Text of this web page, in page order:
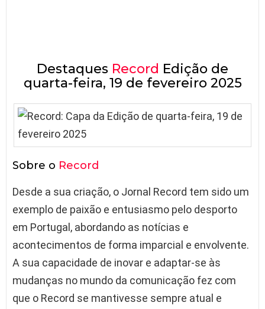
Destaques Record Edição de
quarta-feira, 19 de fevereiro 2025
Sobre o Record
Desde a sua criação, o Jornal Record tem sido um
exemplo de paixão e entusiasmo pelo desporto
em Portugal, abordando as notícias e
acontecimentos de forma imparcial e envolvente.
A sua capacidade de inovar e adaptar-se às
mudanças no mundo da comunicação fez com
que o Record se mantivesse sempre atual e